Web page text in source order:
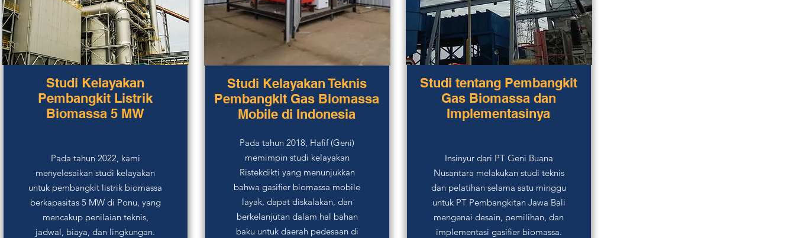
Studi Kelayakan
Pembangkit Listrik
Biomassa 5 MW
Pada tahun 2022, kami
menyelesaikan studi kelayakan
untuk pembangkit listrik biomassa
berkapasitas 5 MW di Ponu, yang
mencakup penilaian teknis,
jadwal, biaya, dan lingkungan.
Studi Kelayakan Teknis
Pembangkit Gas Biomassa
Mobile di Indonesia
Pada tahun 2018, Hafif (Geni)
memimpin studi kelayakan
Ristekdikti yang menunjukkan
bahwa gasifier biomassa mobile
layak, dapat diskalakan, dan
berkelanjutan dalam hal bahan
baku untuk daerah pedesaan di
Studi tentang Pembangkit
Gas Biomassa dan
Implementasinya
Insinyur dari PT Geni Buana
Nusantara melakukan studi teknis
dan pelatihan selama satu minggu
untuk PT Pembangkitan Jawa Bali
mengenai desain, pemilihan, dan
implementasi gasifier biomassa.